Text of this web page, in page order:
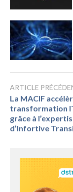
ARTICLE
La MACIF
transformation
grâce à
d’Infortive